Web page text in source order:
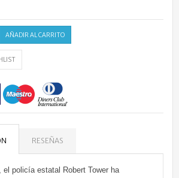
AÑADIR AL CARRITO
RESEÑAS
el policía estatal Robert Tower ha